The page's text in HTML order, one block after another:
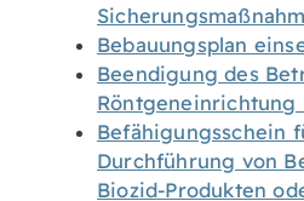
Bebauungsplan
Beendigung des
Röntgeneinrichtung
Befähigungsschein
Durchführung von
Biozid-Produkten